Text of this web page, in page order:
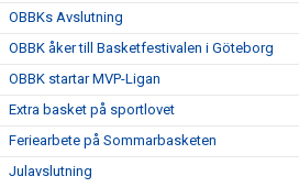
OBBKs Avslutning
OBBK åker till Basketfestivalen i Göteborg
OBBK startar MVP-Ligan
Extra basket på sportlovet
Feriearbete på Sommarbasketen
Julavslutning